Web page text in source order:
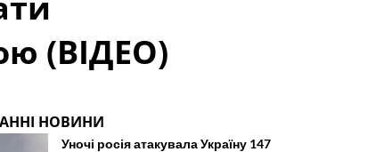
(ВІДЕО)
НОВИНИ
Уночі росія атакувала Україну 147